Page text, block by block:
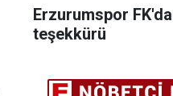
Erzurumspor
teşekkürü